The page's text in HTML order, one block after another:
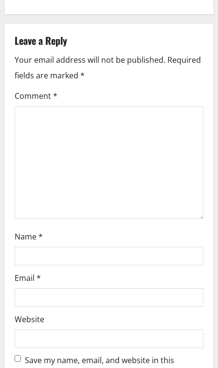
a
v
i
g
Leave a Reply
Your email address will not be published. Required
fields are marked *
Comment*
Name*
Email *
Website
Save my name, email, and website in this